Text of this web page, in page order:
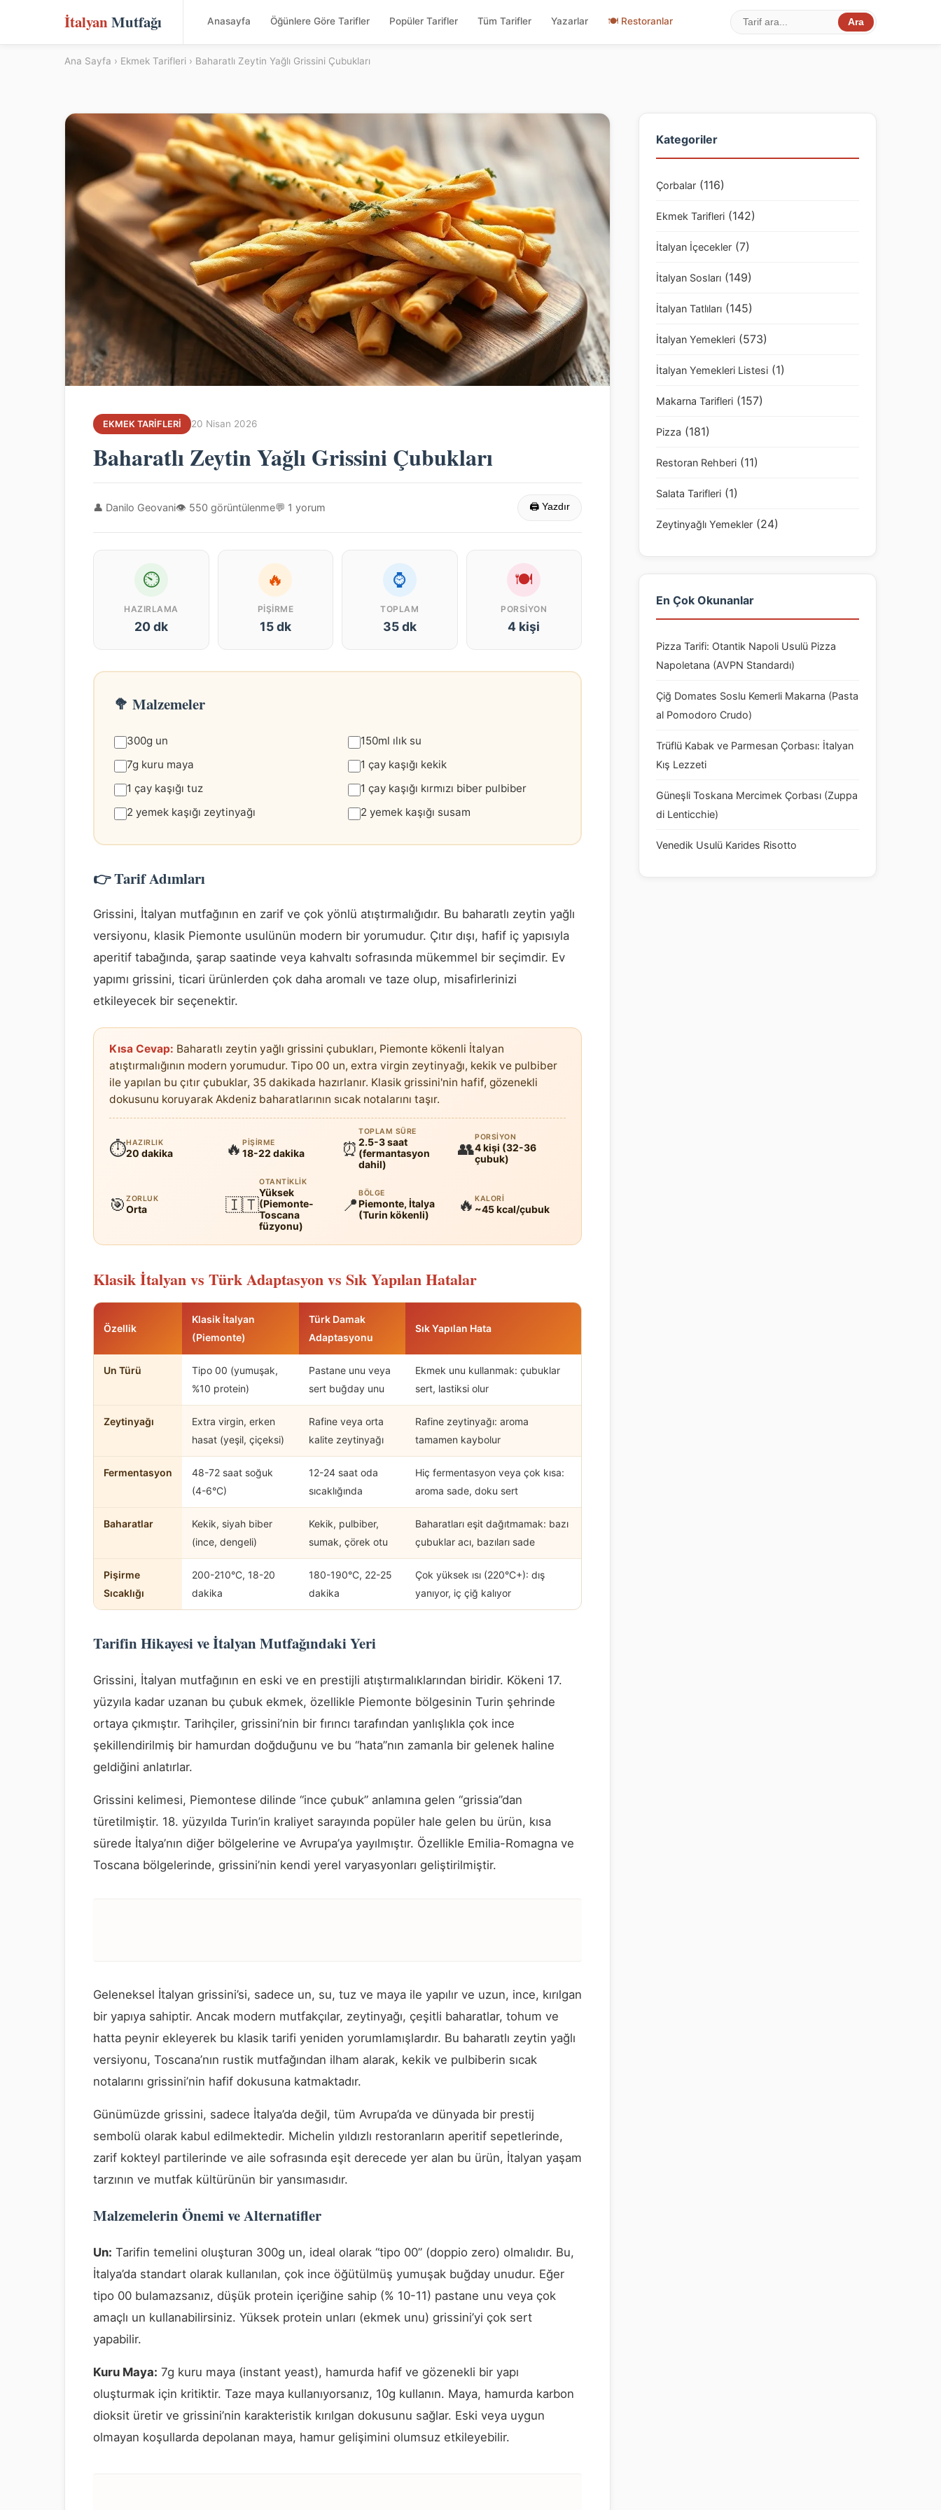
İtalyan Mutfağı Anasayfa Öğünlere Göre Tarifler Popüler Tarifler Tüm Tarifler Yazarlar 🍽 Restoranlar Ara
Ana Sayfa › Ekmek Tarifleri › Baharatlı Zeytin Yağlı Grissini Çubukları
EKMEK TARIFLERI 20 Nisan 2026
Baharatlı Zeytin Yağlı Grissini Çubukları
👤 Danilo Geovani👁 550 görüntülenme💬 1 yorum 🖨 Yazdır
⏲
HAZIRLAMA
20 dk
🔥
PIŞIRME
15 dk
⌚
TOPLAM
35 dk
🍽
PORSIYON
4 kişi
🥦 Malzemeler
300g un
7g kuru maya
1 çay kaşığı tuz
2 yemek kaşığı zeytinyağı
150ml ılık su
1 çay kaşığı kekik
1 çay kaşığı kırmızı biber pulbiber
2 yemek kaşığı susam
👉 Tarif Adımları
Grissini, İtalyan mutfağının en zarif ve çok yönlü atıştırmalığıdır. Bu baharatlı zeytin yağlı
versiyonu, klasik Piemonte usulünün modern bir yorumudur. Çıtır dışı, hafif iç yapısıyla
aperitif tabağında, şarap saatinde veya kahvaltı sofrasında mükemmel bir seçimdir. Ev
yapımı grissini, ticari ürünlerden çok daha aromalı ve taze olup, misafirlerinizi
etkileyecek bir seçenektir.
Kısa Cevap: Baharatlı zeytin yağlı grissini çubukları, Piemonte kökenli İtalyan
atıştırmalığının modern yorumudur. Tipo 00 un, extra virgin zeytinyağı, kekik ve pulbiber
ile yapılan bu çıtır çubuklar, 35 dakikada hazırlanır. Klasik grissini'nin hafif, gözenekli
dokusunu koruyarak Akdeniz baharatlarının sıcak notalarını taşır.
⏱HAZIRLIK
20 dakika 🔥 PIŞIRME
18-22 dakika ⏰
TOPLAM SÜRE
2.5-3 saat
(fermantasyon
dahil)
👥
PORSIYON
4 kişi (32-36
çubuk)
🎯 ZORLUK
Orta 🇮🇹
OTANTIKLIK
Yüksek
(Piemonte-
Toscana
füzyonu)
📍
BÖLGE
Piemonte, İtalya
(Turin kökenli)
🔥 KALORI
~45 kcal/çubuk
Klasik İtalyan vs Türk Adaptasyon vs Sık Yapılan Hatalar
Özellik
Klasik İtalyan
(Piemonte)
Türk Damak
Adaptasyonu
Sık Yapılan Hata
Un Türü
Tipo 00 (yumuşak,
%10 protein)
Pastane unu veya
sert buğday unu
Ekmek unu kullanmak: çubuklar
sert, lastiksi olur
Zeytinyağı
Extra virgin, erken
hasat (yeşil, çiçeksi)
Rafine veya orta
kalite zeytinyağı
Rafine zeytinyağı: aroma
tamamen kaybolur
Fermentasyon
48-72 saat soğuk
(4-6°C)
12-24 saat oda
sıcaklığında
Hiç fermentasyon veya çok kısa:
aroma sade, doku sert
Baharatlar
Kekik, siyah biber
(ince, dengeli)
Kekik, pulbiber,
sumak, çörek otu
Baharatları eşit dağıtmamak: bazı
çubuklar acı, bazıları sade
Pişirme
Sıcaklığı
200-210°C, 18-20
dakika
180-190°C, 22-25
dakika
Çok yüksek ısı (220°C+): dış
yanıyor, iç çiğ kalıyor
Tarifin Hikayesi ve İtalyan Mutfağındaki Yeri
Grissini, İtalyan mutfağının en eski ve en prestijli atıştırmalıklarından biridir. Kökeni 17.
yüzyıla kadar uzanan bu çubuk ekmek, özellikle Piemonte bölgesinin Turin şehrinde
ortaya çıkmıştır. Tarihçiler, grissini’nin bir fırıncı tarafından yanlışlıkla çok ince
şekillendirilmiş bir hamurdan doğduğunu ve bu “hata”nın zamanla bir gelenek haline
geldiğini anlatırlar.
Grissini kelimesi, Piemontese dilinde “ince çubuk” anlamına gelen “grissia”dan
türetilmiştir. 18. yüzyılda Turin’in kraliyet sarayında popüler hale gelen bu ürün, kısa
sürede İtalya’nın diğer bölgelerine ve Avrupa’ya yayılmıştır. Özellikle Emilia-Romagna ve
Toscana bölgelerinde, grissini’nin kendi yerel varyasyonları geliştirilmiştir.
Geleneksel İtalyan grissini’si, sadece un, su, tuz ve maya ile yapılır ve uzun, ince, kırılgan
bir yapıya sahiptir. Ancak modern mutfakçılar, zeytinyağı, çeşitli baharatlar, tohum ve
hatta peynir ekleyerek bu klasik tarifi yeniden yorumlamışlardır. Bu baharatlı zeytin yağlı
versiyonu, Toscana’nın rustik mutfağından ilham alarak, kekik ve pulbiberin sıcak
notalarını grissini’nin hafif dokusuna katmaktadır.
Günümüzde grissini, sadece İtalya’da değil, tüm Avrupa’da ve dünyada bir prestij
sembolü olarak kabul edilmektedir. Michelin yıldızlı restoranların aperitif sepetlerinde,
zarif kokteyl partilerinde ve aile sofrasında eşit derecede yer alan bu ürün, İtalyan yaşam
tarzının ve mutfak kültürünün bir yansımasıdır.
Malzemelerin Önemi ve Alternatifler
Un: Tarifin temelini oluşturan 300g un, ideal olarak “tipo 00” (doppio zero) olmalıdır. Bu,
İtalya’da standart olarak kullanılan, çok ince öğütülmüş yumuşak buğday unudur. Eğer
tipo 00 bulamazsanız, düşük protein içeriğine sahip (% 10-11) pastane unu veya çok
amaçlı un kullanabilirsiniz. Yüksek protein unları (ekmek unu) grissini’yi çok sert
yapabilir.
Kuru Maya: 7g kuru maya (instant yeast), hamurda hafif ve gözenekli bir yapı
oluşturmak için kritiktir. Taze maya kullanıyorsanız, 10g kullanın. Maya, hamurda karbon
dioksit üretir ve grissini’nin karakteristik kırılgan dokusunu sağlar. Eski veya uygun
olmayan koşullarda depolanan maya, hamur gelişimini olumsuz etkileyebilir.
Kategoriler
Çorbalar (116)
Ekmek Tarifleri (142)
İtalyan İçecekler (7)
İtalyan Sosları (149)
İtalyan Tatlıları (145)
İtalyan Yemekleri (573)
İtalyan Yemekleri Listesi (1)
Makarna Tarifleri (157)
Pizza (181)
Restoran Rehberi (11)
Salata Tarifleri (1)
Zeytinyağlı Yemekler (24)
En Çok Okunanlar
Pizza Tarifi: Otantik Napoli Usulü Pizza
Napoletana (AVPN Standardı)
Çiğ Domates Soslu Kemerli Makarna (Pasta
al Pomodoro Crudo)
Trüflü Kabak ve Parmesan Çorbası: İtalyan
Kış Lezzeti
Güneşli Toskana Mercimek Çorbası (Zuppa
di Lenticchie)
Venedik Usulü Karides Risotto